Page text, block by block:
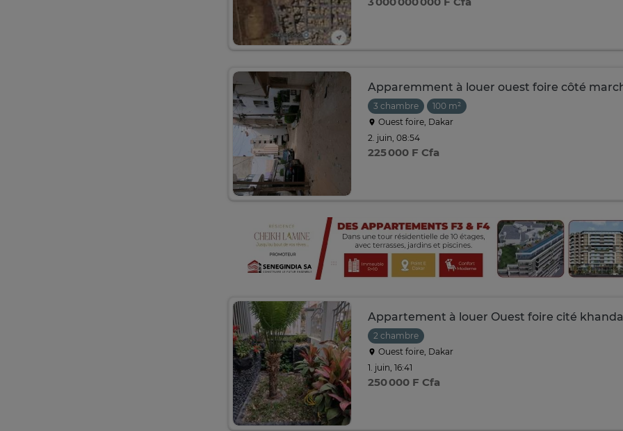
Apparemment à louer ouest foire côté
3 chambre
100 m²
Ouest foire, Dakar
2. juin, 08:54
225 000 F Cfa
Appartement à louer Ouest foire cité
2 chambre
Ouest foire, Dakar
1. juin, 16:41
250 000 F Cfa